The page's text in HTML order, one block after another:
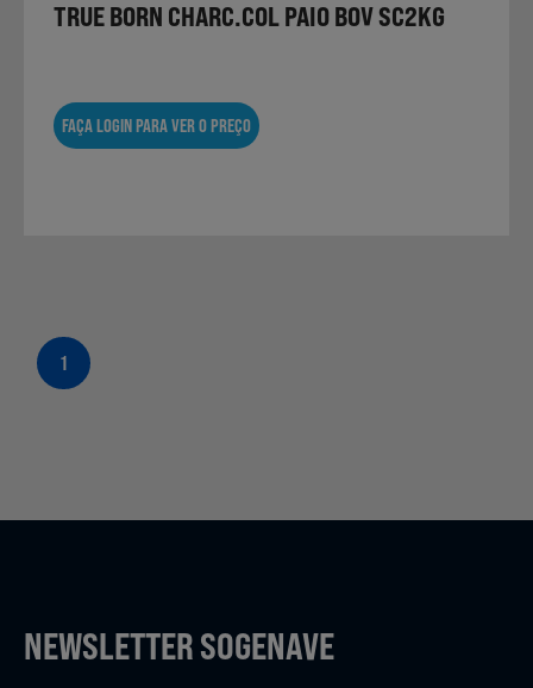
TRUE BORN CHARC.COL PAIO BOV SC2KG
FAÇA LOGIN PARA VER O PREÇO
1
NEWSLETTER SOGENAVE